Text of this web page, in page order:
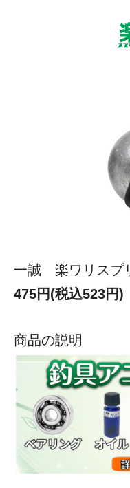
一誠 楽ワリスプ
475円(税込523円)
商品の説明